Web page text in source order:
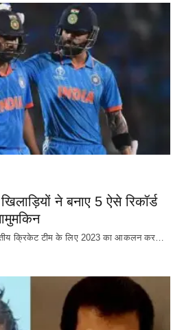
ने बनाए 5 ऐसे रिकॉर्ड
क्रिकेट‌ टीम के लिए 2023 का आकलन कर…